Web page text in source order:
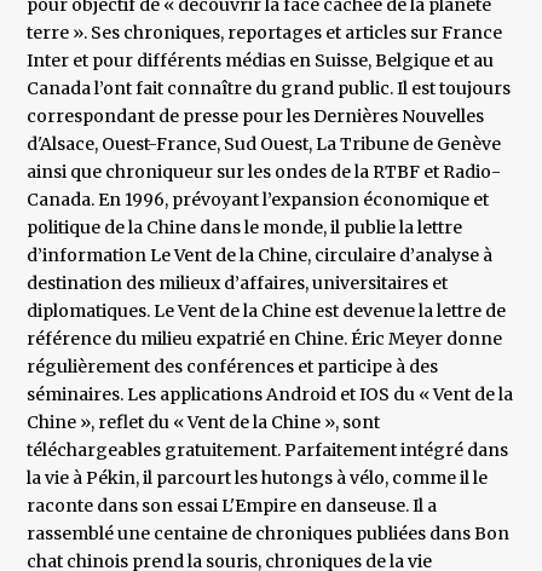
pour objectif de « découvrir la face cachée de la planète
terre ». Ses chroniques, reportages et articles sur France
Inter et pour différents médias en Suisse, Belgique et au
Canada l’ont fait connaître du grand public. Il est toujours
correspondant de presse pour les Dernières Nouvelles
d'Alsace, Ouest-France, Sud Ouest, La Tribune de Genève
ainsi que chroniqueur sur les ondes de la RTBF et Radio-
Canada. En 1996, prévoyant l’expansion économique et
politique de la Chine dans le monde, il publie la lettre
d’information Le Vent de la Chine, circulaire d’analyse à
destination des milieux d’affaires, universitaires et
diplomatiques. Le Vent de la Chine est devenue la lettre de
référence du milieu expatrié en Chine. Éric Meyer donne
régulièrement des conférences et participe à des
séminaires. Les applications Android et IOS du « Vent de la
Chine », reflet du « Vent de la Chine », sont
téléchargeables gratuitement. Parfaitement intégré dans
la vie à Pékin, il parcourt les hutongs à vélo, comme il le
raconte dans son essai L'Empire en danseuse. Il a
rassemblé une centaine de chroniques publiées dans Bon
chat chinois prend la souris, chroniques de la vie